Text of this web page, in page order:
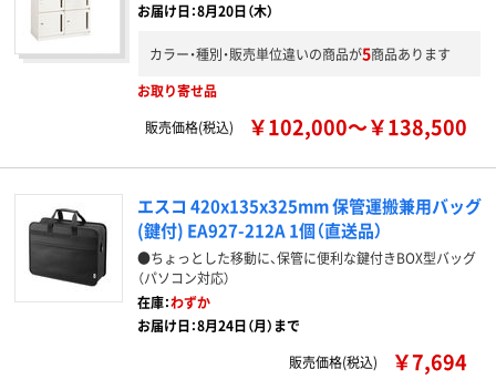
お届け日：8月20日（木）
カラー・種別・販売単位違いの商品が5商品あります
お取り寄せ品
販売価格(税込)
￥102,000～￥138,500
エスコ 420x135x325mm 保管運搬兼用バッグ
(鍵付) EA927-212A 1個（直送品）
●ちょっとした移動に、保管に便利な鍵付きBOX型バッグ
（パソコン対応）
在庫：わずか
お届け日：8月24日（月）まで
販売価格(税込)
￥7,694